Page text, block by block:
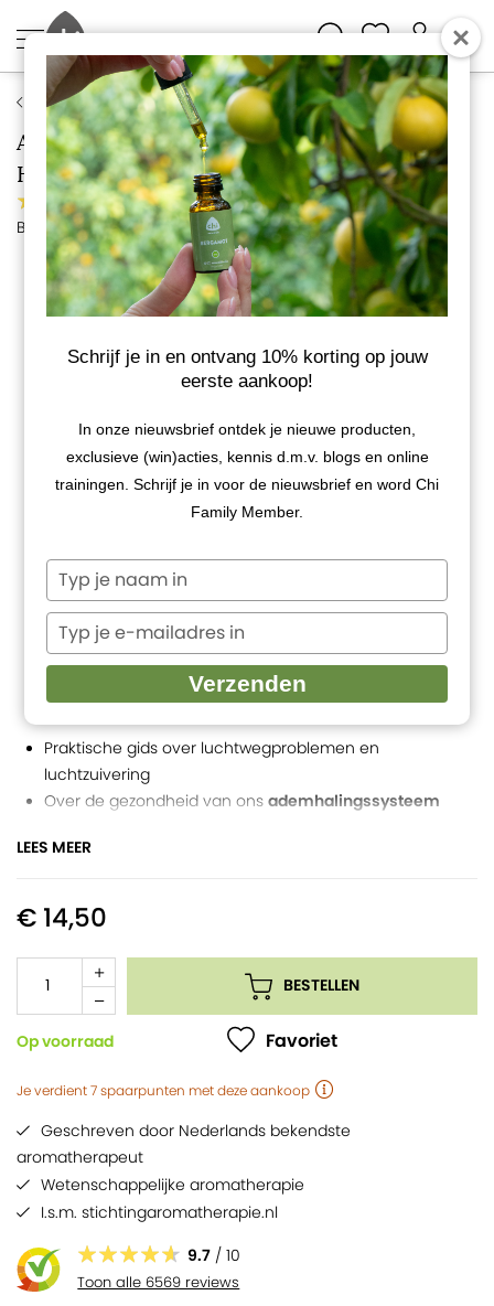
Vaderdag
Aromatherapie voor de Luchtwegen - Drs.
Harmen Rijpkema
11 reviews
Bekijk meer van Chi Natural Life
Praktische gids over luchtwegproblemen en
luchtzuivering
Over de gezondheid van ons ademhalingssysteem
aandoening
Onderbouwd met wetenschappelijke studies
Geschreven door
LEES MEER
€ 14,50
BESTELLEN
Op voorraad Favoriet
Je verdient7spaarpunten met deze aankoop
Geschreven door Nederlands bekendste
aromatherapeut
Wetenschappelijke aromatherapie
I.s.m. stichtingaromatherapie.nl
9.7 / 10
Toon alle 6569 reviews
Schrijf je in en ontvang 10% korting op jouw
eerste aankoop!
In onze nieuwsbrief ontdek je nieuwe producten,
exclusieve (win)acties, kennis d.m.v. blogs en online
trainingen. Schrijf je in voor de nieuwsbrief en word Chi
Family Member.
Typ
je
naam
Typ
je
e-
mailadres
Verzenden